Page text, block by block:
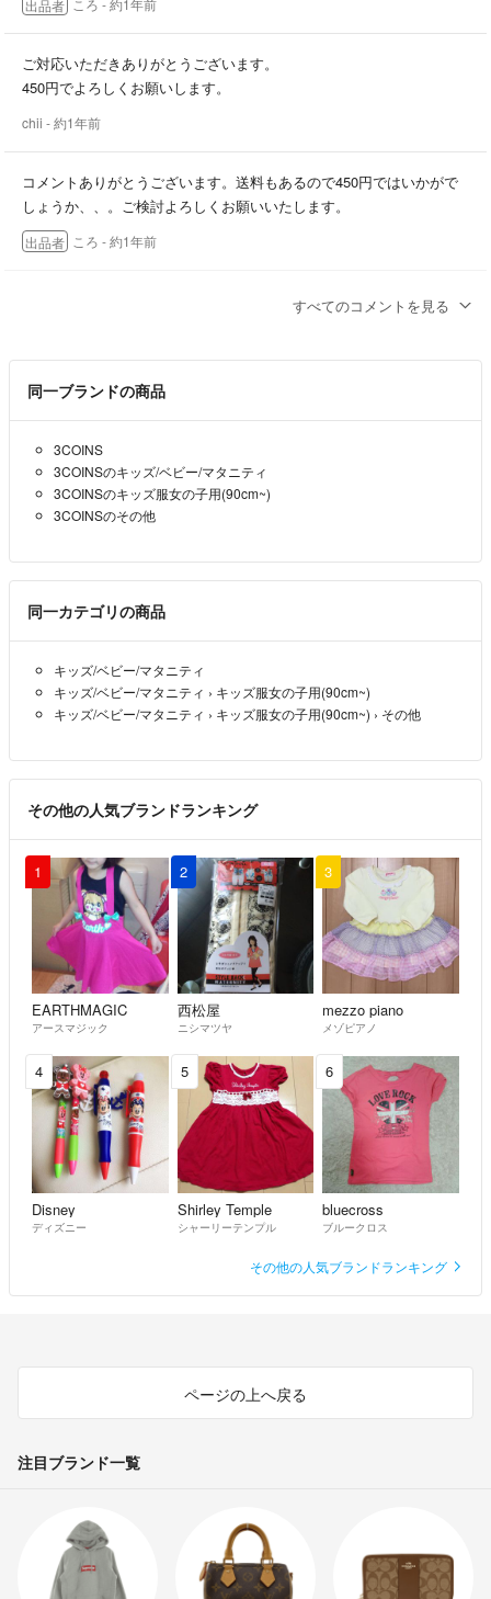
出品者 ころ - 約1年前
ご対応いただきありがとうございます。
450円でよろしくお願いします。
chii - 約1年前
コメントありがとうございます。送料もあるので450円ではいかがで
しょうか、、。ご検討よろしくお願いいたします。
出品者 ころ - 約1年前
こんにちは。購入を検討しているのですが、400円にお値下げしてい
chii- 約1年前
すべてのコメントを見る
同一ブランドの商品
3COINS
3COINSのキッズ/ベビー/マタニティ
3COINSのキッズ服女の子用(90cm~)
3COINSのその他
同一カテゴリの商品
キッズ/ベビー/マタニティ
キッズ/ベビー/マタニティ › キッズ服女の子用(90cm~)
キッズ/ベビー/マタニティ › キッズ服女の子用(90cm~) › その他
その他の人気ブランドランキング
1
EARTHMAGIC
アースマジック
2
西松屋
ニシマツヤ
3
mezzo piano
メゾピアノ
4
Disney
ディズニー
5
Shirley Temple
シャーリーテンプル
6
bluecross
ブルークロス
その他の人気ブランドランキング
ページの上へ戻る
注目ブランド一覧